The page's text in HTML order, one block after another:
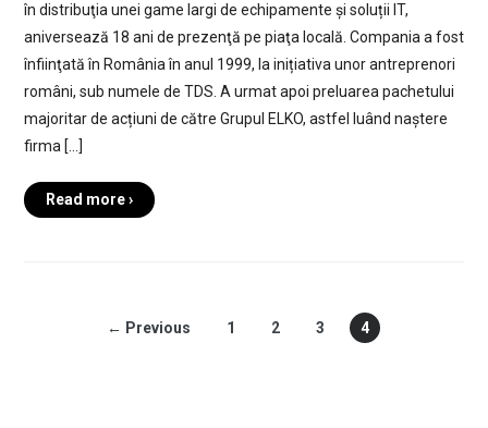
în distribuţia unei game largi de echipamente și soluții IT,
aniversează 18 ani de prezenţă pe piaţa locală. Compania a fost
înfiinţată în România în anul 1999, la inițiativa unor antreprenori
români, sub numele de TDS. A urmat apoi preluarea pachetului
majoritar de acțiuni de către Grupul ELKO, astfel luând naștere
firma […]
Read more ›
← Previous 1 2 3 4